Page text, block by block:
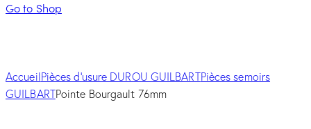
Go to Shop
AccueilPièces d'usure DUROU GUILBARTPièces semoirs
GUILBARTPointe Bourgault 76mm